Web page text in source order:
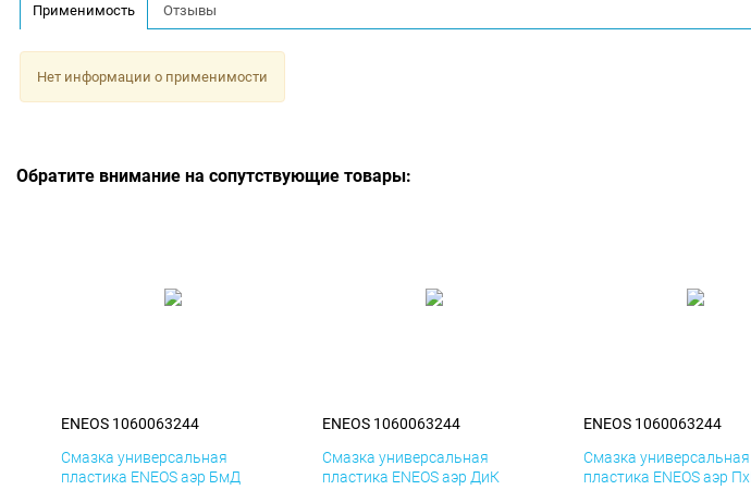
Применимость Отзывы
Нет информации о применимости
Обратите внимание на сопутствующие товары:
ENEOS 1060063244
Смазка универсальная
пластика ENEOS аэр БмД
ENEOS 1060063244
Смазка универсальная
пластика ENEOS аэр ДиК
ENEOS 1060063244
Смазка универсальная
пластика ENEOS аэр